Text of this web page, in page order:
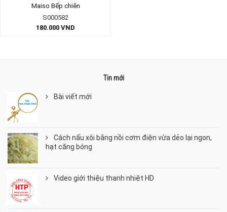
Maiso Bếp chiên
S000582
180.000 VND
Tin mới
Bài viết mới
Cách nấu xôi bằng nồi cơm điện vừa dẻo lại ngon,
hạt căng bóng
Video giới thiệu thanh nhiệt HD